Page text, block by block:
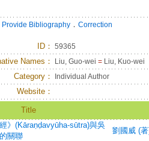
Provide Bibliography ． Correction
ID ： 59365
Names： Liu, Guo-wei = Liu, Kuo-wei
Category： Individual Author
Website：
Title
》(Kāraṇḍavyūha-sūtra)與吳
關聯
劉國威 (